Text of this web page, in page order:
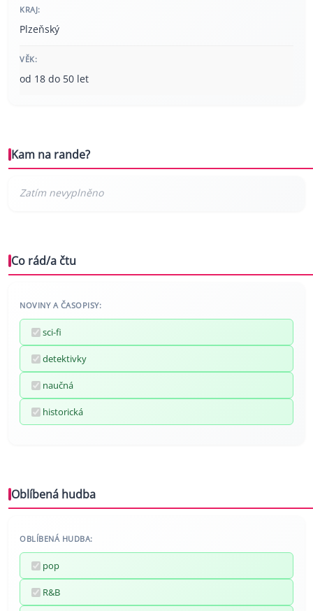
KRAJ:
Plzeňský
VĚK:
od 18 do 50 let
Kam na rande?
Co rád/a čtu
NOVINY A ČASOPISY:
sci-fi
detektivky
naučná
historická
Oblíbená hudba
OBLÍBENÁ HUDBA:
pop
R&B